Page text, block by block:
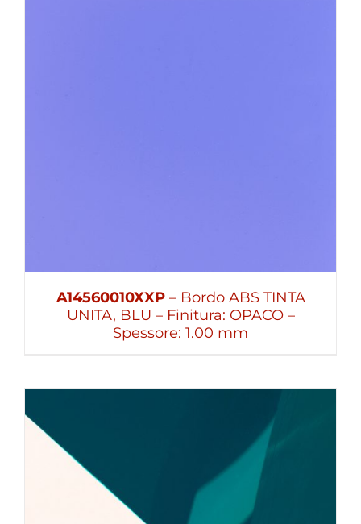
A14560010XXP– Bordo ABS TINTA
UNITA, BLU – Finitura: OPACO –
Spessore: 1.00 mm